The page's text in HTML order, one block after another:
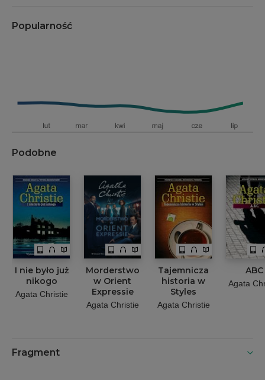
Popularność
Podobne
I nie było już
nikogo
Agata Christie
Morderstwo
w Orient
Expressie
Agata Christie
Tajemnicza
historia w
Styles
Agata Christie
ABC
Agata
Fragment